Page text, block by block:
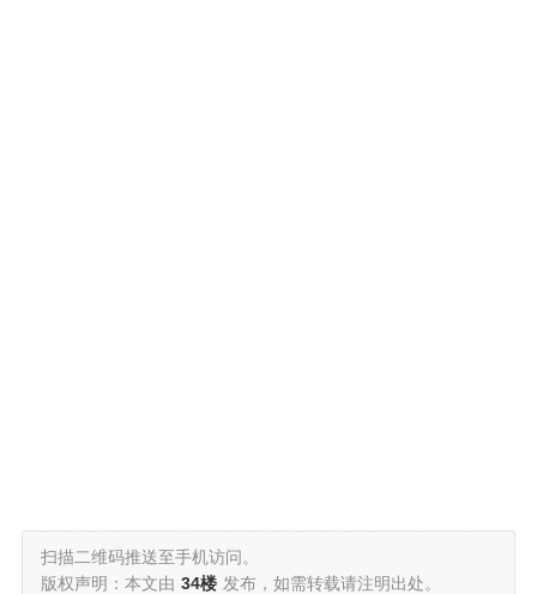
扫描二维码推送至手机访问。
版权声明：本文由 34楼 发布，如需转载请注明出处。